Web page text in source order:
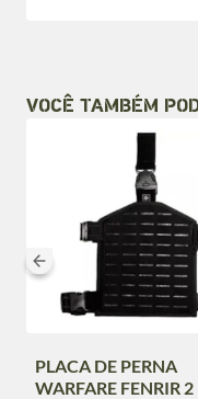
VOCÊ TAMBÉM
PLACA DE PERNA
WARFARE FENRIR 2